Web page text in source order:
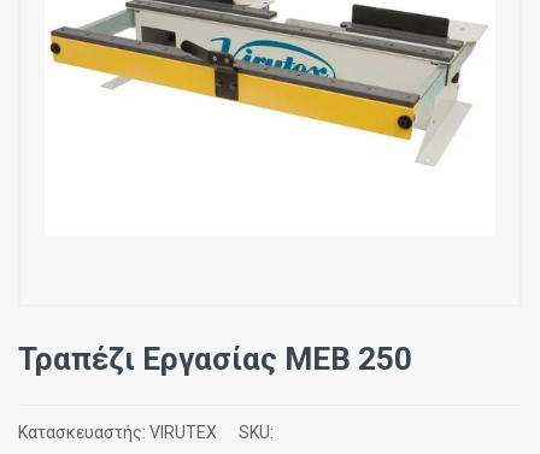
Τραπέζι Εργασίας MEB 250
Κατασκευαστής: VIRUTEX SKU: